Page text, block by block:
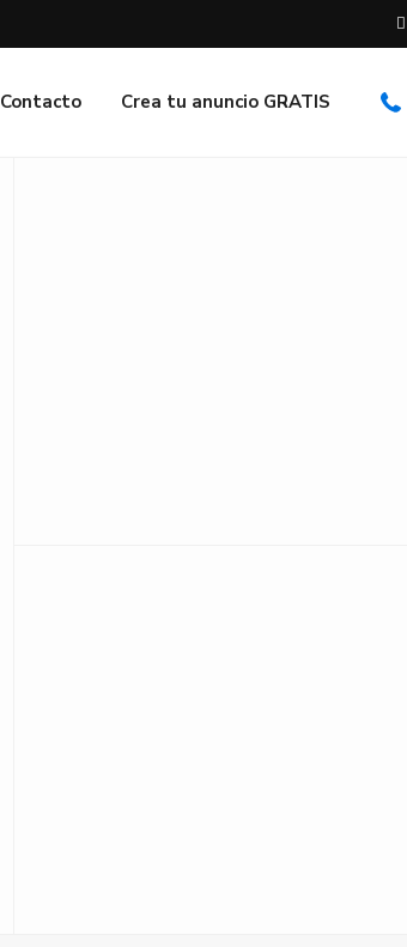
Contacto Crea tu anuncio GRATIS